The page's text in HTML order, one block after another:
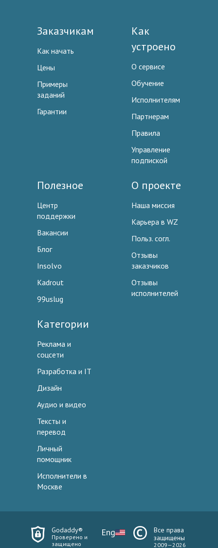
Заказчикам
Как начать
Цены
Примеры
заданий
Гарантии
Как
устроено
О сервисе
Обучение
Исполнителям
Партнерам
Правила
Управление
подпиской
Полезное
Центр
поддержки
Вакансии
Блог
Insolvo
Kadrout
99uslug
О проекте
Наша миссия
Карьера в WZ
Польз. согл.
Отзывы
заказчиков
Отзывы
исполнителей
Категории
Реклама и
соцсети
Разработка и IT
Дизайн
Аудио и видео
Тексты и
перевод
Личный
помощник
Исполнители в
Москве
Godaddy®
Проверено и
защищено
Eng
Все права
защищены
2009—2026